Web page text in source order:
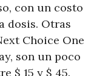
con un costo
dosis. Otras
Choice One
son un poco
$ 15 y $ 45.